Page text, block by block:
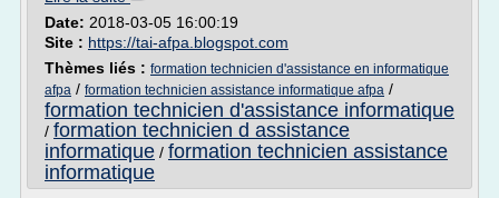
Date: 2018-03-05 16:00:19
Site : https://tai-afpa.blogspot.com
Thèmes liés : formation technicien d'assistance en informatique
afpa / formation technicien assistance informatique afpa /
formation technicien d'assistance informatique
/ formation technicien d assistance
informatique / formation technicien assistance
informatique